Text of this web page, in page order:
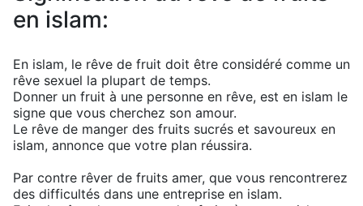
en islam:
En islam, le rêve de fruit doit être considéré comme un
rêve sexuel la plupart de temps.
Donner un fruit à une personne en rêve, est en islam le
signe que vous cherchez son amour.
Le rêve de manger des fruits sucrés et savoureux en
islam, annonce que votre plan réussira.
Par contre rêver de fruits amer, que vous rencontrerez
des difficultés dans une entreprise en islam.